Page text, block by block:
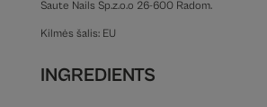
Saute Nails Sp.z.o.o 26-600 Radom.
Kilmės šalis: EU
INGREDIENTS